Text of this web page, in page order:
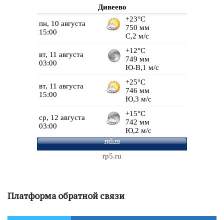
Дивеево
rp5.ru
Платформа обратной связи